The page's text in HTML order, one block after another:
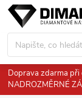
Přejít
obsah
Doprava zdarma při
NADROZMĚRNÉ